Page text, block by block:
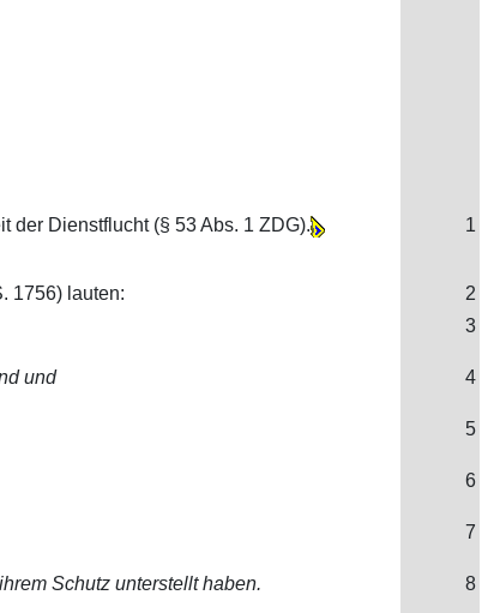
der Dienstflucht (§ 53 Abs. 1 ZDG). 1
1756) lauten:
2
3
und 4
5
6
7
Schutz unterstellt haben. 8